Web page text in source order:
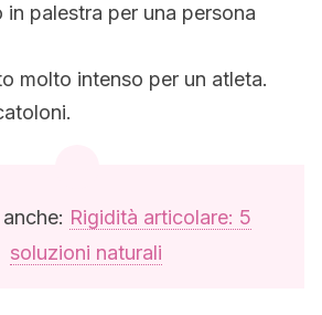
in palestra per una persona
molto intenso per un atleta.
Rigidità articolare: 5
soluzioni naturali